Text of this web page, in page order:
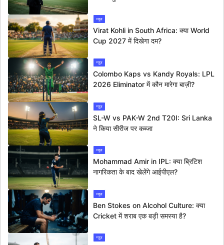
न्यूज
Virat Kohli in South Africa: क्या World
Cup 2027 में दिखेगा दम?
न्यूज
Colombo Kaps vs Kandy Royals: LPL
2026 Eliminator में कौन मारेगा बाज़ी?
न्यूज
SL-W vs PAK-W 2nd T20I: Sri Lanka
ने किया सीरीज पर कब्जा
न्यूज
Mohammad Amir in IPL: क्या ब्रिटिश
नागरिकता के बाद खेलेंगे आईपीएल?
न्यूज
Ben Stokes on Alcohol Culture: क्या
Cricket में शराब एक बड़ी समस्या है?
न्यूज